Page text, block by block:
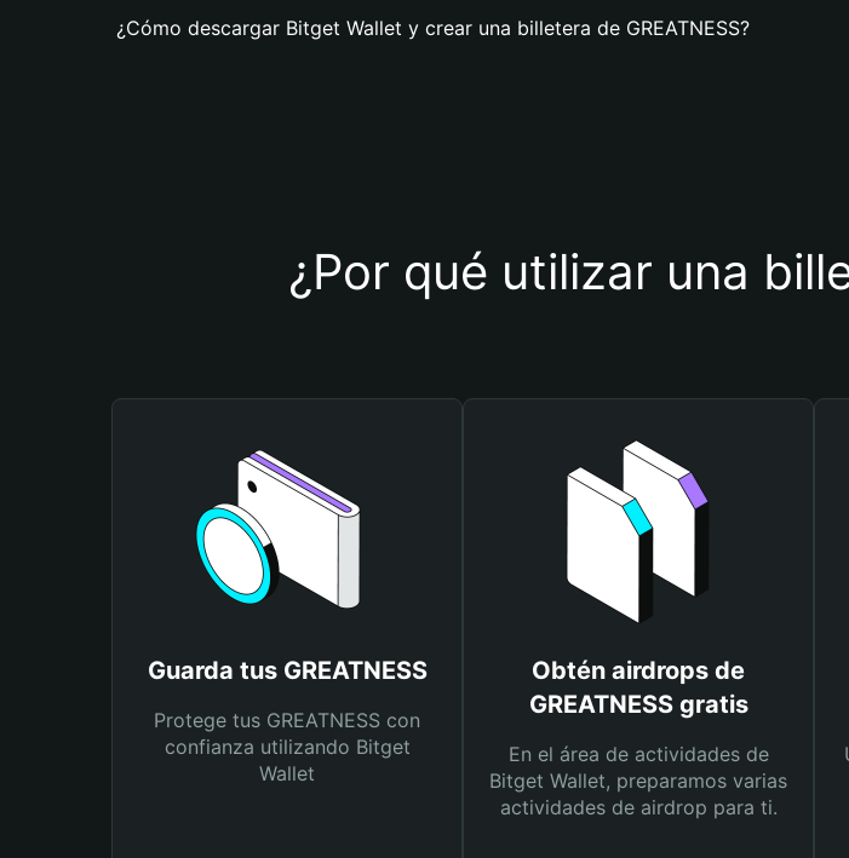
¿Cómo descargar Bitget Wallet y crear una billetera de GREATNESS?
¿Por qué utilizar una
Guarda tus GREATNESS
Protege tus GREATNESS con
confianza utilizando Bitget
Wallet
Obtén airdrops de
GREATNESS gratis
En el área de actividades de
Bitget Wallet, preparamos varias
actividades de airdrop para ti.